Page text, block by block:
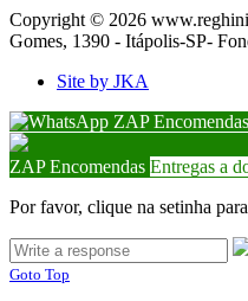
Copyright © 2026
Gomes, 1390 - Itápolis-SP-
Site by JKA
ZAP Encomendas
ZAP Encomendas Entregas a
Por favor, clique na setinha
Goto Top